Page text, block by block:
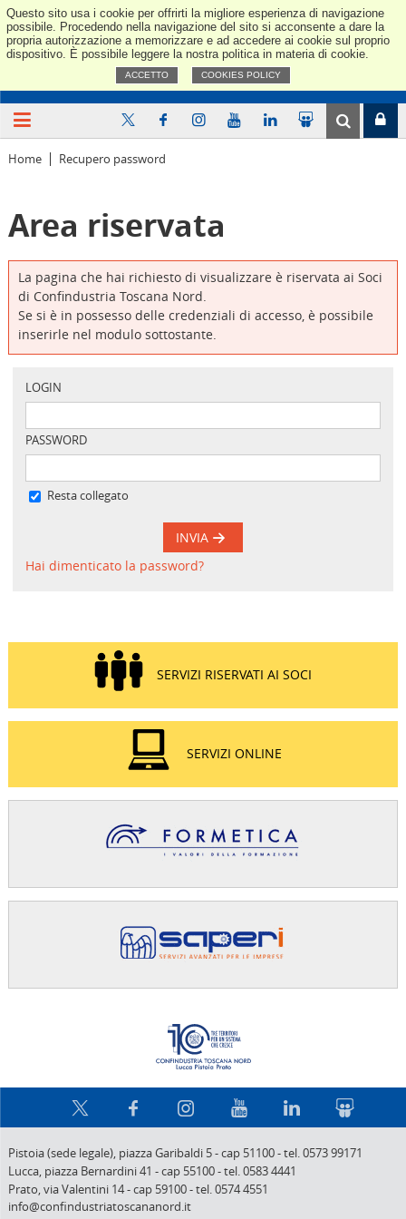
Questo sito usa i cookie per offrirti la migliore esperienza di navigazione
possibile. Procedendo nella navigazione del sito si acconsente a dare la
propria autorizzazione a memorizzare e ad accedere ai cookie sul proprio
dispositivo. È possibile leggere la nostra politica in materia di cookie.
ACCETTO COOKIES POLICY
Home Recupero password
Area riservata
La pagina che hai richiesto di visualizzare è riservata ai Soci
di Confindustria Toscana Nord.
Se si è in possesso delle credenziali di accesso, è possibile
inserirle nel modulo sottostante.
LOGIN
PASSWORD
Resta collegato
INVIA
Hai dimenticato la password?
SERVIZI RISERVATI AI SOCI
SERVIZI ONLINE
Pistoia (sede legale), piazza Garibaldi 5-cap 51100-tel. 0573 99171
Lucca, piazza Bernardini 41 -cap 55100-tel. 0583 4441
Prato,via Valentini 14-cap 59100-tel. 0574 4551
info@confindustriatoscananord.it